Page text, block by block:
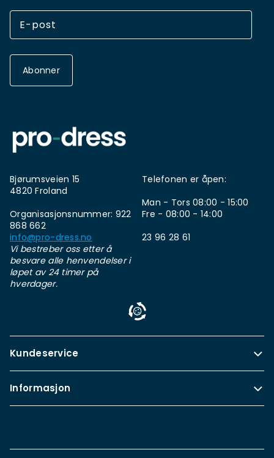
Abonner
Bjørumsveien 15
4820 Froland
Organisasjonsnummer: 922
868 662
info@pro-dress.no
Vi bestreber oss etter å
besvare alle henvendelser i
løpet av 24 timer på
hverdager.
Telefonen er åpen:
Man - Tors 08:00 - 15:00
Fre - 08:00 - 14:00
23 96 28 61
Kundeservice
Informasjon